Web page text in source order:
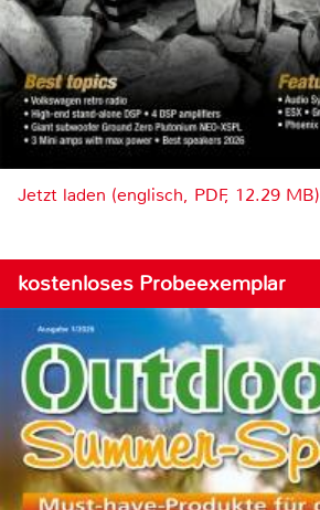
Jetzt laden (englisch, PDF, 12.29 MB)
kostenloses Probeexemplar